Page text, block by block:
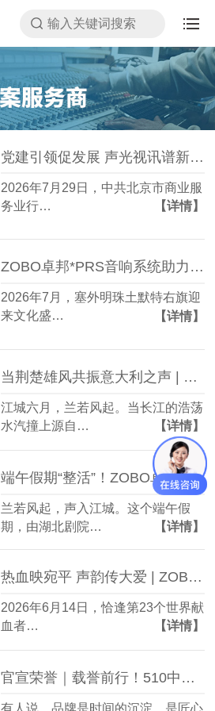
党建引领促发展 声光视讯谱新篇——中共北京市商业服务业行业协会第三联合党委莅临ZOBO卓邦对北京声光视讯行业协会进行调研指导
2026年7月29日，中共北京市商业服
务业行…
【详情】
ZOBO卓邦*PRS音响系统助力非遗戏曲焕发时代新声，内蒙古包头市土默特右旗二人台艺术展演厅首秀圆满收官！
2026年7月，塞外明珠土默特右旗迎
来文化盛…
【详情】
当荆楚雄风共振意大利之声 | ZOBO卓邦旗下蒙特宝音箱全国巡演第4站——燃爆武汉·湖北剧院
江城六月，兰若风起。当长江的浩荡
水汽撞上源自…
【详情】
端午假期“整活”！ZOBO卓邦蒙特宝音箱系统护航《倩女幽魂之兰若浮生》全国巡演第四站湖北剧院震撼来袭
兰若风起，声入江城。这个端午假
期，由湖北剧院…
【详情】
热血映宛平 声韵传大爱 | ZOBO 卓邦赞助音响设备助力 “红色脉动・生命艺彩” 公益活动圆满落幕
2026年6月14日，恰逢第23个世界献
血者…
【详情】
官宣荣誉｜载誉前行！510中国品牌日，卓邦双品牌实力加冕
有人说，品牌是时间的沉淀，是匠心